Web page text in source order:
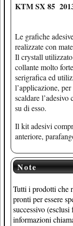
KTM SX 85
Le grafiche
realizzate con
Il crystall utilizzato
collante molto
serigrafica ed
l’applicazione,
scaldare
su di esso.
Il kit adesivi
anteriore,
Note
Tutti i prodotti che
pronti per essere
successivo
informazioni